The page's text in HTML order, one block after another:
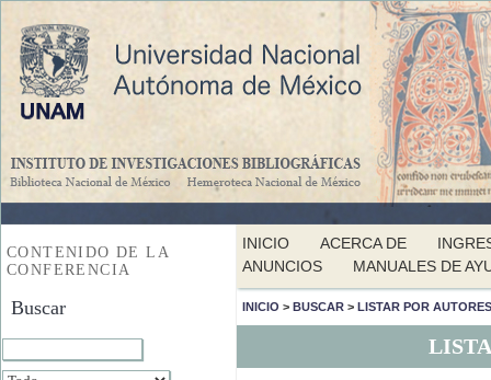
CONTENIDO DE LA
CONFERENCIA
Buscar
INICIO ACERCA DE
ANUNCIOS
MANUALES DE
INICIO > BUSCAR > LISTAR POR AUTORES